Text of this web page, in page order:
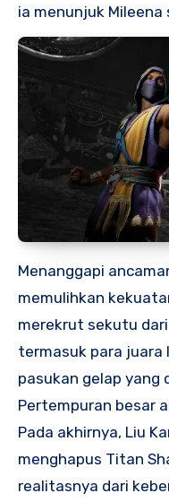
ia menunjuk
Menanggapi
memulihkan
merekrut sekutu
termasuk para juara
pasukan gelap yang
Pertempuran besar
Pada akhirnya, Liu
menghapus Titan
realitasnya dari